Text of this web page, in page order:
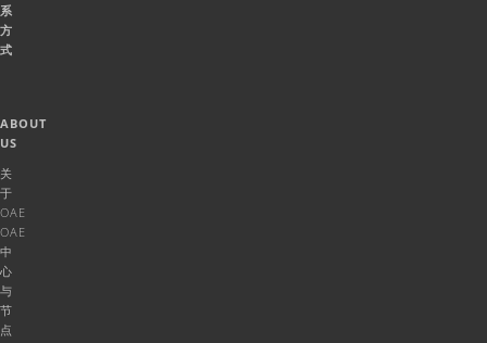
系
方
式
ABOUT
US
关
于
OAE
OAE
中
心
与
节
点